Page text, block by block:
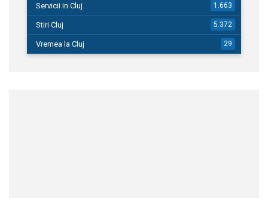
Servicii in Cluj 1.663
Stiri Cluj 5.372
Vremea la Cluj 29